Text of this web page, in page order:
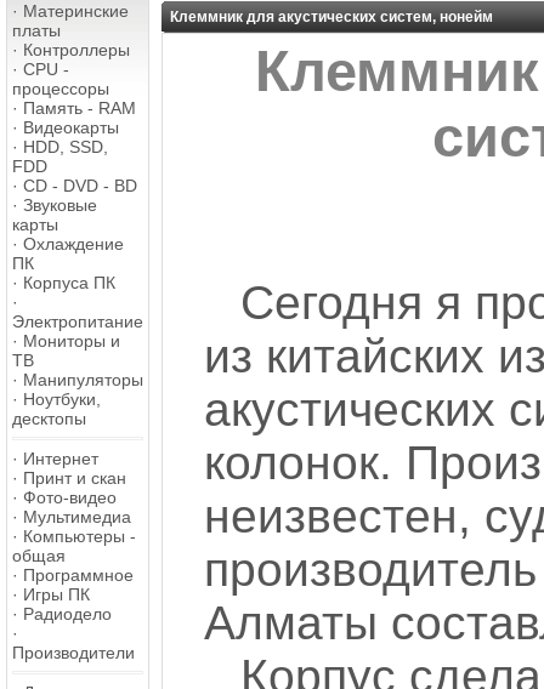
· Материнские
платы
· Контроллеры
· CPU -
процессоры
· Память - RAM
· Видеокарты
· HDD, SSD,
FDD
· CD - DVD - BD
· Звуковые
карты
· Охлаждение
ПК
· Корпуса ПК
·
Электропитание
· Мониторы и
ТВ
· Манипуляторы
· Ноутбуки,
десктопы
· Интернет
· Принт и скан
· Фото-видео
· Мультимедиа
· Компьютеры -
общая
· Программное
· Игры ПК
· Радиодело
·
Производители
Клеммник для акустических систем, нонейм
Клеммник
Сегодня я
из китайских
акустических
колонок.
неизвестен,
Алматы
Корпус